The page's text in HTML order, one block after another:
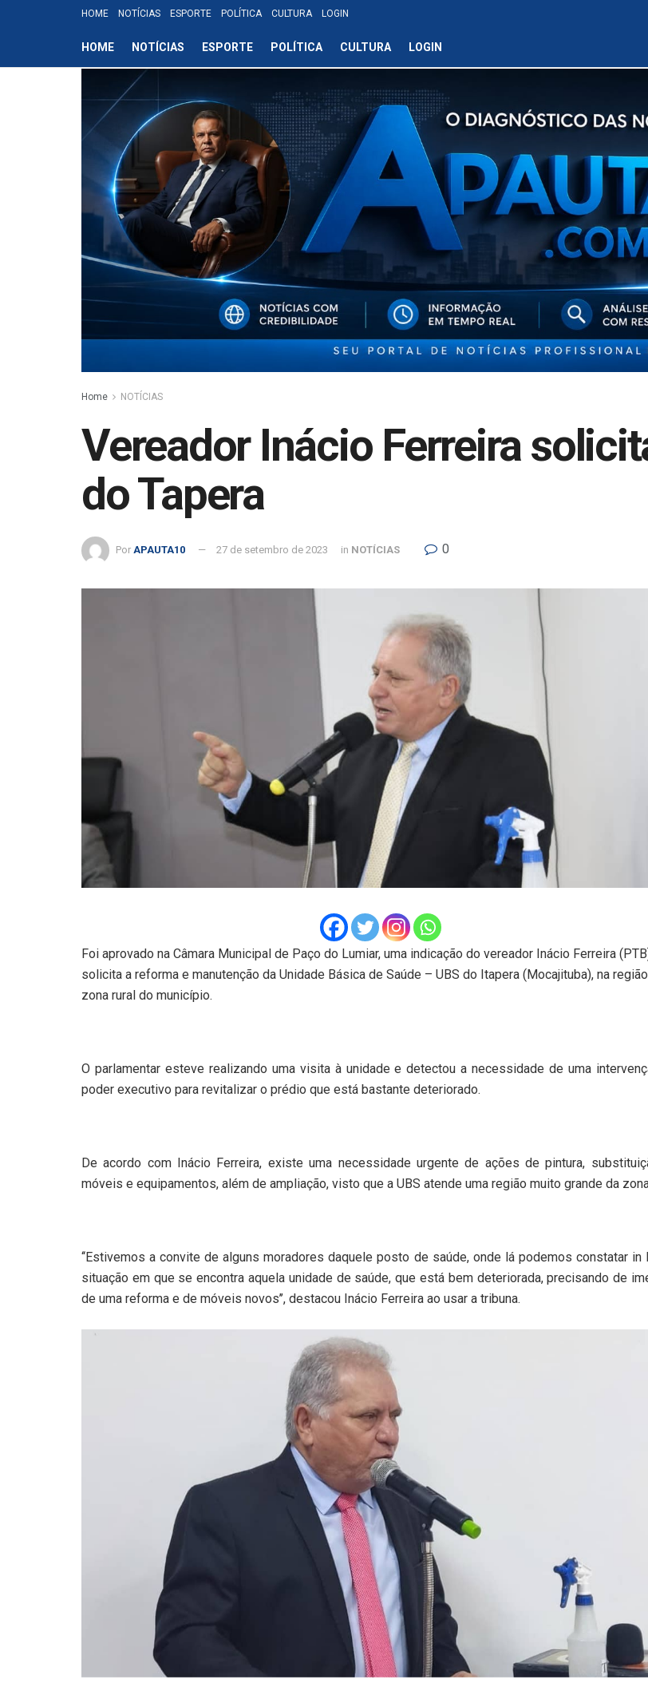
HOME NOTÍCIAS ESPORTE POLÍTICA CULTURA LOGIN
HOME NOTÍCIAS ESPORTE POLÍTICA CULTURA LOGIN
Home NOTÍCIAS
Vereador Inácio Ferreira
do Tapera
Por APAUTA10 27 de setembro de 2023 in NOTÍCIAS 0
Foi aprovado na Câmara Municipal de Paço do Lumiar, uma indicação do vereador Inácio Ferreira
solicita a reforma e manutenção da Unidade Básica de Saúde – UBS do Itapera (Mocajituba), na
zona rural do município.
O parlamentar esteve realizando uma visita à unidade e detectou a necessidade de uma
poder executivo para revitalizar o prédio que está bastante deteriorado.
De acordo com Inácio Ferreira, existe uma necessidade urgente de ações de pintura,
móveis e equipamentos, além de ampliação, visto que a UBS atende uma região muito grande da
‘‘Estivemos a convite de alguns moradores daquele posto de saúde, onde lá podemos constatar in
situação em que se encontra aquela unidade de saúde, que está bem deteriorada, precisando de
de uma reforma e de móveis novos’’, destacou Inácio Ferreira ao usar a tribuna.